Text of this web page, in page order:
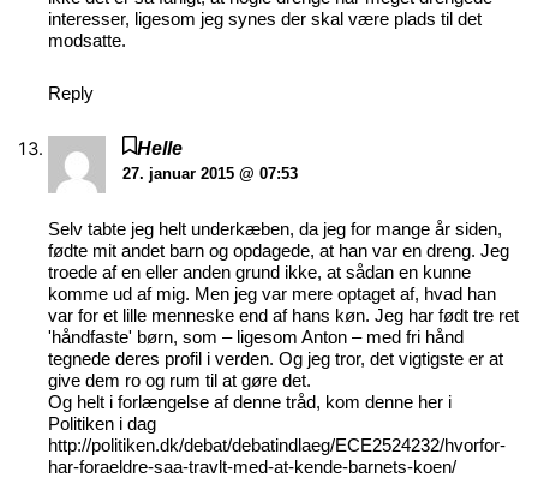
interesser, ligesom jeg synes der skal være plads til det
modsatte.
Reply
Helle
27. januar 2015 @ 07:53
Selv tabte jeg helt underkæben, da jeg for mange år siden,
fødte mit andet barn og opdagede, at han var en dreng. Jeg
troede af en eller anden grund ikke, at sådan en kunne
komme ud af mig. Men jeg var mere optaget af, hvad han
var for et lille menneske end af hans køn. Jeg har født tre ret
'håndfaste' børn, som – ligesom Anton – med fri hånd
tegnede deres profil i verden. Og jeg tror, det vigtigste er at
give dem ro og rum til at gøre det.
Og helt i forlængelse af denne tråd, kom denne her i
Politiken i dag
http://politiken.dk/debat/debatindlaeg/ECE2524232/hvorfor-
har-foraeldre-saa-travlt-med-at-kende-barnets-koen/